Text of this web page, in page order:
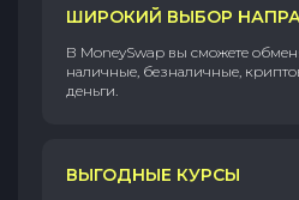
ШИРОКИЙ ВЫБОР
В MoneySwap вы сможете
наличные, безналичные,
деньги.
ВЫГОДНЫЕ КУРСЫ